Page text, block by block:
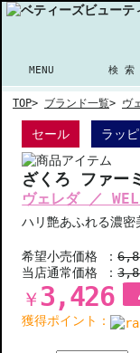
MENU 検 索
TOP> ブランド一覧> ヴ
セール ラッ
ざくろ ファー
ヴェレダ ／
ハリ艶あふれる濃密
希望小売価格 ：
当店通常価格 ：
￥ 3,426
獲得ポイント：